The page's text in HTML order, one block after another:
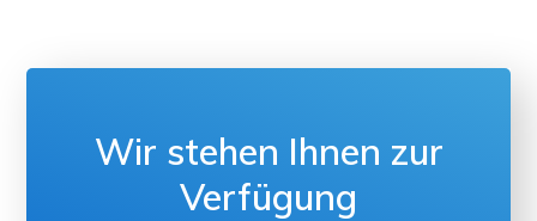
Wir stehen Ihnen zur
Verfügung